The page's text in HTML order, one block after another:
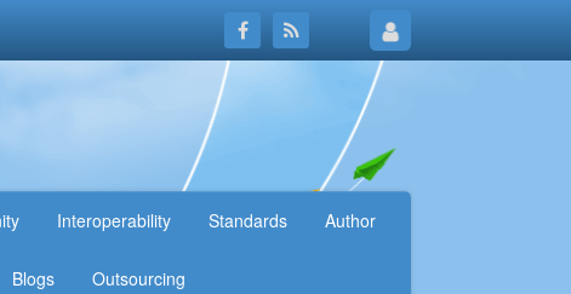
Interoperability Standards Author
Blogs Outsourcing